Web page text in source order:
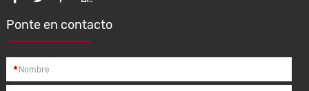
Ponte en contacto
*